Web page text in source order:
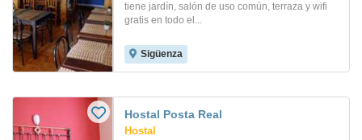
tiene jardín, salón de uso común, terraza y wifi
gratis en todo el...
Sigüenza
Hostal Posta Real
Hostal